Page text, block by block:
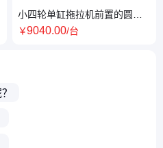
小四轮单缸拖拉机前置的圆盘
除草机 皮带传动的打草机 秸秆
￥9040.00/台